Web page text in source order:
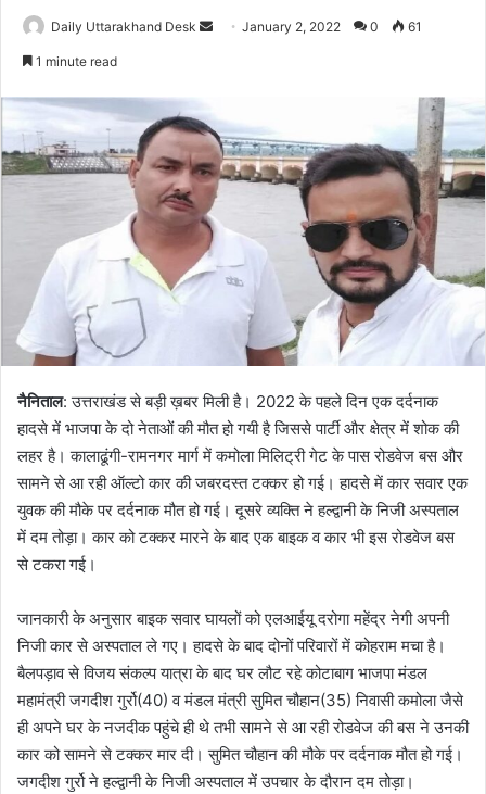
Daily Uttarakhand Desk
SendJanuary 2, 2022 0 61
1 minute read
नैनिताल: उत्तराखंड से बड़ी ख़बर मिली है। 2022 के पहले दिन एक दर्दनाक
हादसे में भाजपा के दो नेताओं की मौत हो गयी है जिससे पार्टी और क्षेत्र में शोक की
लहर है। कालाढूंगी-रामनगर मार्ग में कमोला मिलिट्री गेट के पास रोडवेज बस और
सामने से आ रही ऑल्टो कार की जबरदस्त टक्कर हो गई। हादसे में कार सवार एक
युवक की मौके पर दर्दनाक मौत हो गई। दूसरे व्यक्ति ने हल्द्वानी के निजी अस्पताल
में दम तोड़ा। कार को टक्कर मारने के बाद एक बाइक व कार भी इस रोडवेज बस
से टकरा गई।
जानकारी के अनुसार बाइक सवार घायलों को एलआईयू दरोगा महेंद्र नेगी अपनी
निजी कार से अस्पताल ले गए। हादसे के बाद दोनों परिवारों में कोहराम मचा है।
बैलपड़ाव से विजय संकल्प यात्रा के बाद घर लौट रहे कोटाबाग भाजपा मंडल
महामंत्री जगदीश गुर्रो(40) व मंडल मंत्री सुमित चौहान(35) निवासी कमोला जैसे
ही अपने घर के नजदीक पहुंचे ही थे तभी सामने से आ रही रोडवेज की बस ने उनकी
कार को सामने से टक्कर मार दी। सुमित चौहान की मौके पर दर्दनाक मौत हो गई।
जगदीश गुर्रो ने हल्द्वानी के निजी अस्पताल में उपचार के दौरान दम तोड़ा।